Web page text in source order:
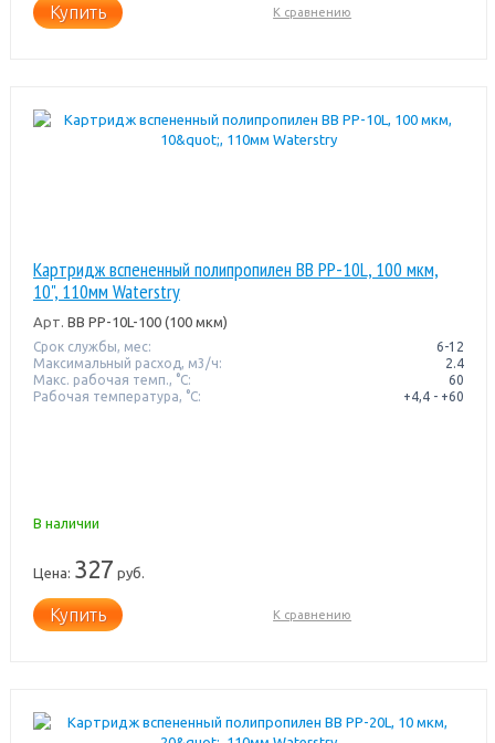
Купить К сравнению
Картридж вспененный полипропилен BB PP-10L, 100 мкм,
10", 110мм Waterstry
Арт. BB PP-10L-100 (100 мкм)
Срок службы, мес:
6-12
Максимальный расход, м3/ч:
2.4
Макс. рабочая темп., °С:
60
Рабочая температура, °C:
+4,4 - +60
В наличии
Цена: 327 руб.
Купить К сравнению